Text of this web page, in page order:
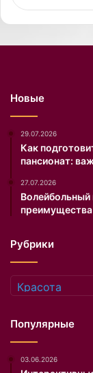
Новые
29.07.2026
Как
пансионат:
27.07.2026
Волейбольный
преимущества
Рубрики
Рубрики
Популярные
03.06.2026